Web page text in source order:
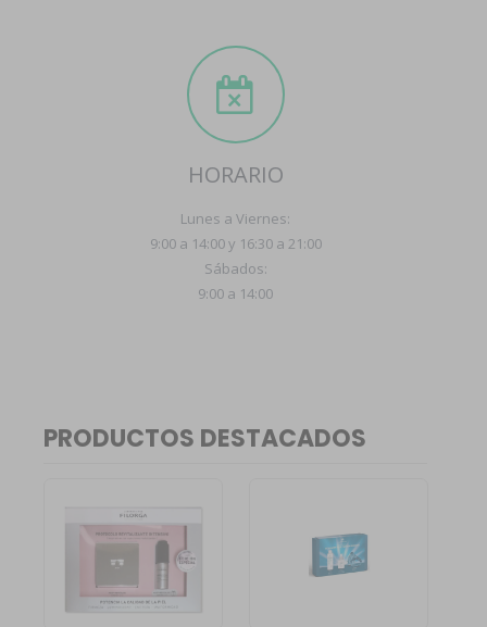
HORARIO
Lunes a Viernes:
9:00 a 14:00 y 16:30 a 21:00
Sábados:
9:00 a 14:00